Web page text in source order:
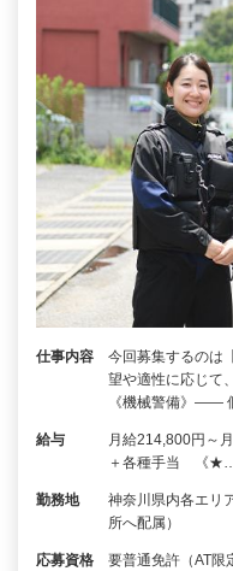
仕事内容
今回募集するのは
望や適性に応じて
《機械警備》――
給与
月給214,800円～
＋各種手当 《
勤務地
神奈川県内各エリ
所へ配属）
応募資格
要普通免許（AT限